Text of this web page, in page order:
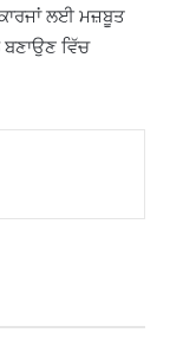
ਲਈ ਮਜ਼ਬੂਤ
ਵਿੱਚ